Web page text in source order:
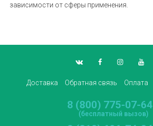
зависимости от сферы применения.
Доставка Обратная связь Оплата
8 (800) 775-07-64
(бесплатный вызов)